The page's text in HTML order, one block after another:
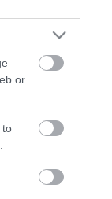
or
to
gyermeke